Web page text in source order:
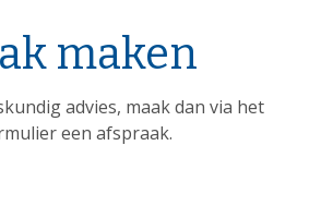
maken
advies, maak dan via het
een afspraak.